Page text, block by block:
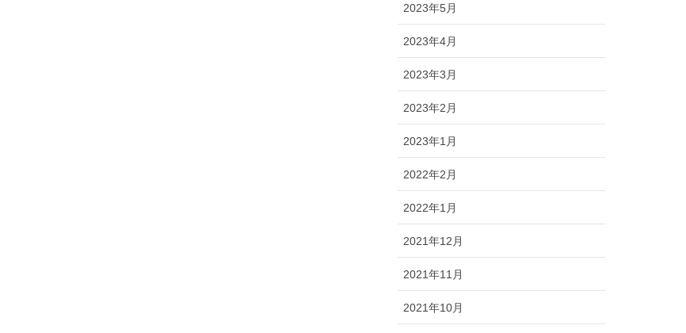
2023年5月
2023年4月
2023年3月
2023年2月
2023年1月
2022年2月
2022年1月
2021年12月
2021年11月
2021年10月